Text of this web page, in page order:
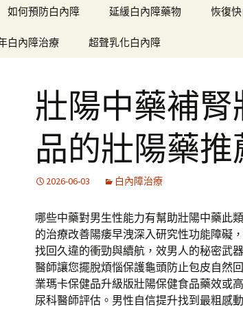
如何預防白內障 延緩白內障藥物 恢復
白內障治療 超聲乳化白內障
壯陽中藥補
品的壯陽藥
2026-06-03 白內障治療
哪些中藥對男生性能力有幫助壯陽中藥此
的治療改善陽痿早洩深入研究性功能障礙
找回久違的衝勁與續航，效男人的秘密武
醫師讓您擺脫煩惱保護龜頭防止包皮自然
業瑪卡保健品升級版壯陽保健食品藥效或
尿科醫師評估。男性自信提升找到最粗感